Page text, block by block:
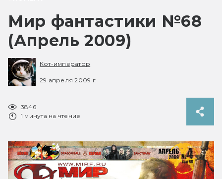
Мир фантастики №68
(Апрель 2009)
Кот-император
29 апреля 2009 г.
3846
1 минута на чтение